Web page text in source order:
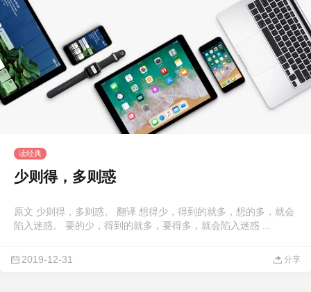
读经典
少则得，多则惑
原文 少则得，多则惑。 翻译 想得少，得到的就多，想的多，就会
陷入迷惑。 要的少，得到的就多，要得多，就会陷入迷惑 ...
2019-12-31 分享